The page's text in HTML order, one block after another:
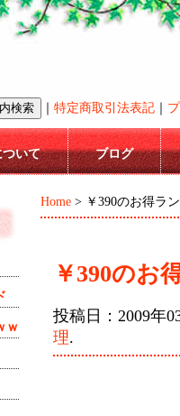
｜ 特定商取引法表記 ｜
いて ブログ
Home > ￥390のお得ラ
￥390のお
投稿日：2009年
理.
ｗ